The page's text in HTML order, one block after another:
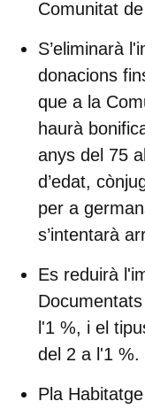
Comunitat
S’eliminarà
donacions
que a la
haurà
anys del 75
d’edat,
per a
s’intentarà
Es reduirà
l'1 %, i el
del 2 a l'1 %.
Pla